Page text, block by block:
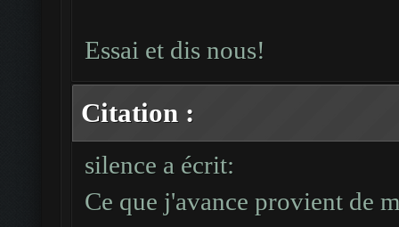
Essai et dis nous!
Citation :
silence a écrit:
Ce que j'avance provient de